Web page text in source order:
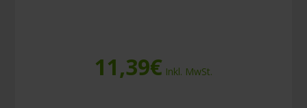
11,39€ Inkl. MwSt.